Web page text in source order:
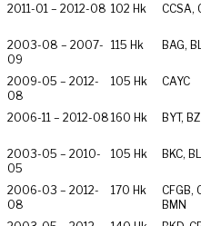
2011-01 – 2012-08 102 Hk CCSA,
2003-08 – 2007-
09
115 Hk BAG,
2009-05 – 2012-
08
105 Hk CAYC
2006-11 – 2012-08 160 Hk BYT,
2003-05 – 2010-
05
105 Hk BKC,
2006-03 – 2012-
08
170 Hk
CFGB,
BMN